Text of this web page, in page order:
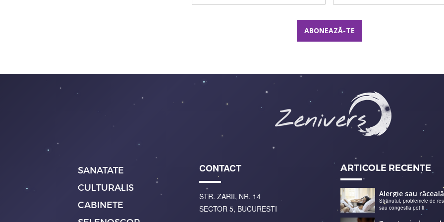
SANATATE
CULTURALIS
CABINETE
CONTACT
STR. ZARII, NR. 14
SECTOR 5, BUCURESTI
ARTICOLE RECENTE
Strănutul, problemele de
sau congestia pot fi...